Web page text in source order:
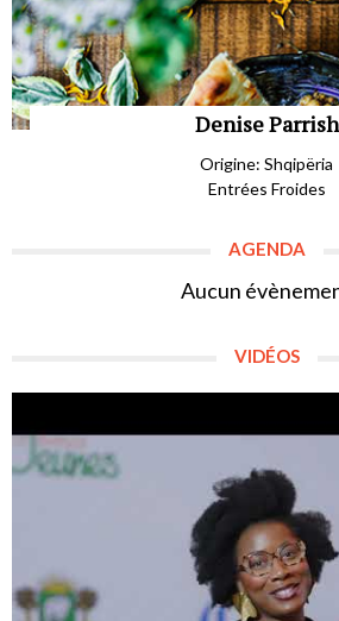
Denise Parrish
Origine: Shqipëria
Entrées Froides
AGENDA
Aucun
VIDÉOS